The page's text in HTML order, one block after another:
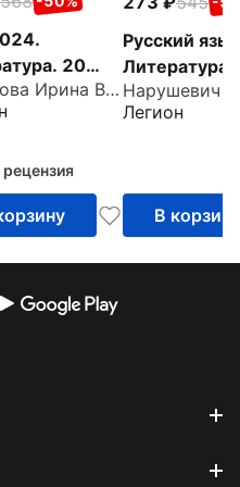
20
по
Бобякова Ирина Валерьевна
рецензия
Русский
Литература.
класс.
выпускное
Легион
В корзину